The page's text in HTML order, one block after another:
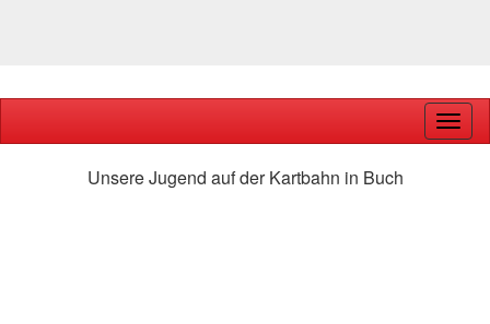
ein-/
Unsere Jugend auf der Kartbahn in Buch